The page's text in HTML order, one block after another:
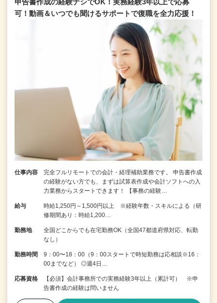
申告書作成の経験ナシでOK！実務経験3年以上で応募
可！動画＆いつでも聞けるサポートで復職を全⼒応援！
仕事内容
完全フルリモートでの会計・経理補助業務です。 申告書作成
の経験がない⽅でも、まずは試算表作成や会計ソフトへの⼊
⼒業務からスタートできます！ 【事務の経験…
給与
時給1,250円～1,500円以上 ※経験年数・スキルによる（研
修期間あり：時給1,200…
勤務地
全国どこからでも在宅勤務OK（全国47都道府県対応、転勤
なし）
勤務時間
9：00〜18：00（9：00スタートで時短勤務は応相談※16：
00までなど） ◎週4日…
応募資格
【必須】会計事務所での実務経験3年以上（累計可） ※申
告書作成の経験は問いません